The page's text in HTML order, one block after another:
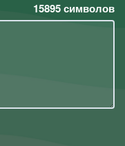
15895символов